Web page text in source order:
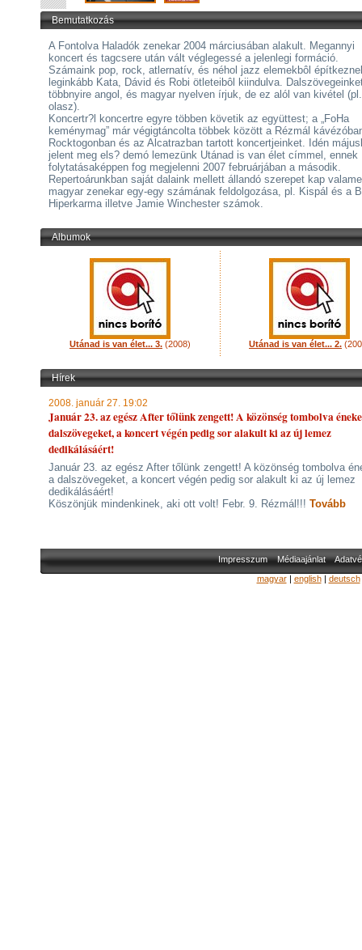
Bemutatkozás
A Fontolva Haladók zenekar 2004 márciusában alakult. Megannyi
koncert és tagcsere után vált véglegessé a jelenlegi formáció.
Számaink pop, rock, atlernatív, és néhol jazz elemekbôl
leginkább Kata, Dávid és Robi ötleteibôl kiindulva.
többnyire angol, és magyar nyelven írjuk, de ez alól van kivétel (pl.
olasz).
Koncertr?l koncertre egyre többen követik az együttest; a „FoHa
keménymag” már végigtáncolta többek között a Rézmál
Rocktogonban és az Alcatrazban tartott koncertjeinket. Idén
jelent meg els? demó lemezünk Utánad is van élet címmel, ennek
folytatásaképpen fog megjelenni 2007 februárjában a második.
Repertoárunkban saját dalaink mellett állandó szerepet kap
magyar zenekar egy-egy számának feldolgozása, pl. Kispál és a
Hiperkarma illetve Jamie Winchester számok.
Albumok
Utánad is van élet... 3. (2008) Utánad is van élet... 2.
Hírek
2008. január 27. 19:02
Január 23. az egész After tőlünk zengett! A közönség tombolva
dalszövegeket, a koncert végén pedig sor alakult ki az új lemez
dedikálásáért!
Január 23. az egész After tőlünk zengett! A közönség tombolva
a dalszövegeket, a koncert végén pedig sor alakult ki az új lemez
dedikálásáért!
Köszönjük mindenkinek, aki ott volt! Febr. 9. Rézmál!!! Tovább
Impresszum Médiaajánlat
magyar| english| deutsch